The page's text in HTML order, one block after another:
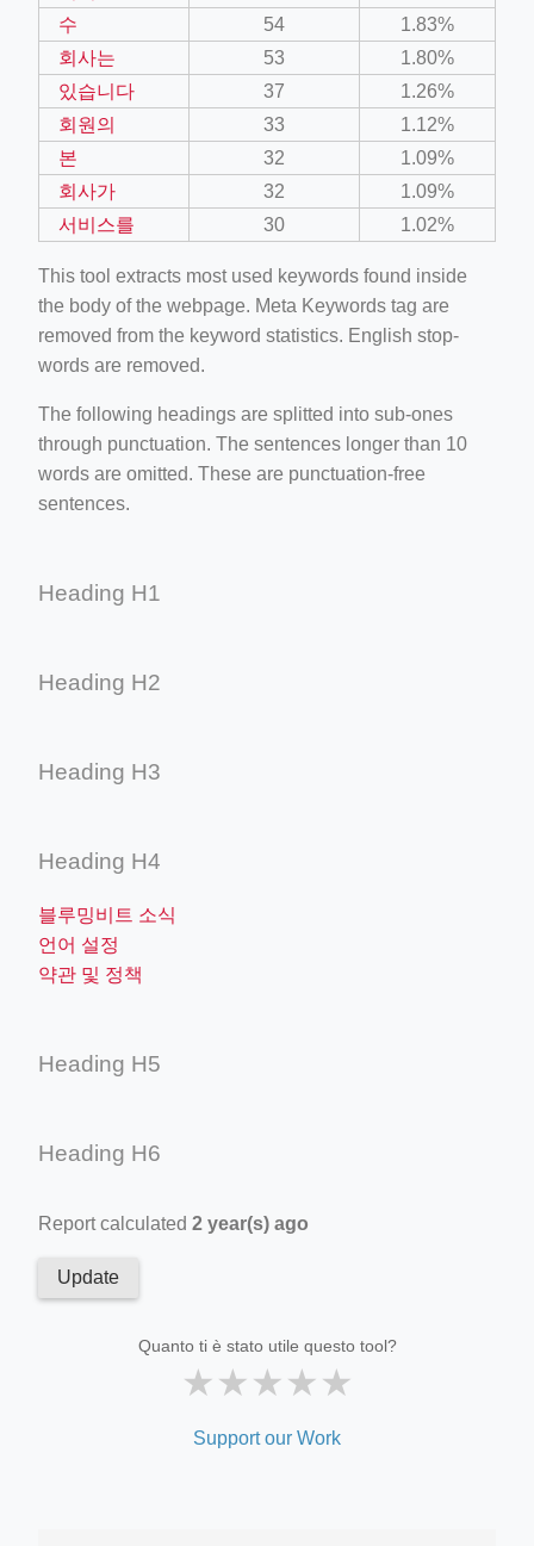
수
54
1.83%
회사는
53
1.80%
있습니다
37
1.26%
회원의
33
1.12%
본
32
1.09%
회사가
32
1.09%
서비스를
30 1.02%
This tool extracts most used keywords found inside
the body of the webpage. Meta Keywords tag are
removed from the keyword statistics. English stop-
words are removed.
The following headings are splitted into sub-ones
through punctuation. The sentences longer than 10
words are omitted. These are punctuation-free
sentences.
Heading H1
Heading H2
Heading H3
Heading H4
블루밍비트 소식
언어 설정
약관 및 정책
Heading H5
Heading H6
Report calculated 2 year(s) ago
Update
Quanto ti è stato utile questo tool?
★★★★★
Support our Work